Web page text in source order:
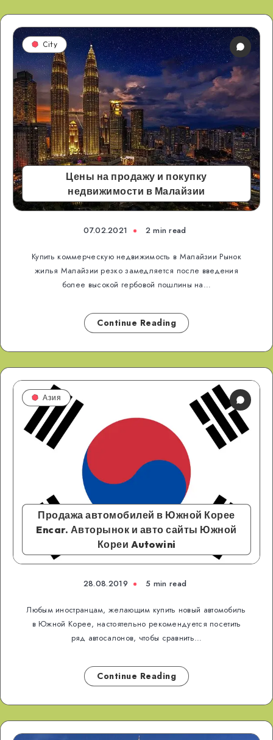
Цены на продажу и покупку
недвижимости в Малайзии
City
07.02.2021 2 min read
Купить коммерческую недвижимость в Малайзии Рынок
жилья Малайзии резко замедляется после введения
более высокой гербовой пошлины на…
Continue Reading
Продажа автомобилей в Южной Корее
Encar. Авторынок и авто сайты Южной
Кореи Autowini
Азия
28.08.2019 5 min read
Любым иностранцам, желающим купить новый автомобиль
в Южной Корее, настоятельно рекомендуется посетить
ряд автосалонов, чтобы сравнить…
Continue Reading